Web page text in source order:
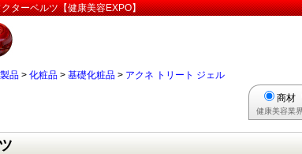
ターベルツ【健康美容EXPO】
製品 > 化粧品 > 基礎化粧品 > アクネ トリート ジェル
商材
健康美容業